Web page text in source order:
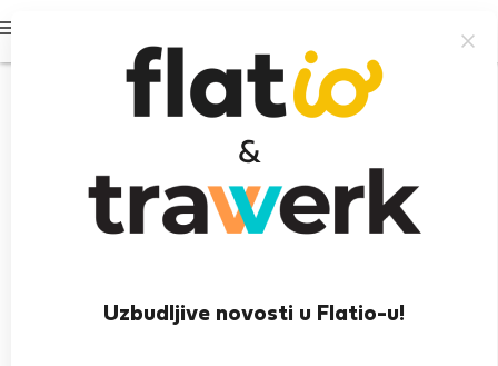
Uzbudljive novosti u Flatio-u!
Dariusz K.